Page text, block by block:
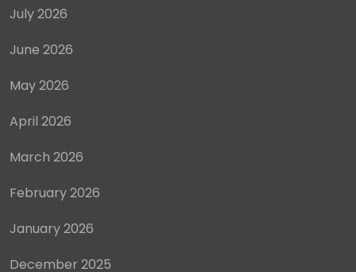
March 2026
February 2026
January 2026
December 2025
November 2025
October 2025
September 2025
August 2025